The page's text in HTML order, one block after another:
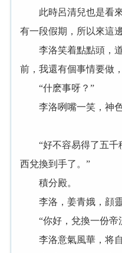
此時呂清兒也是看來
有一段假期，所以來這
李洛笑着點點頭，道
前，我還有個事情要做
“什麽事呀？”
李洛咧嘴一笑，神色
“好不容易得了五千
西兌換到手了。”
積分殿。
李洛，姜青娥，顔靈
“你好，兌換一份帝
李洛意氣風華，将自